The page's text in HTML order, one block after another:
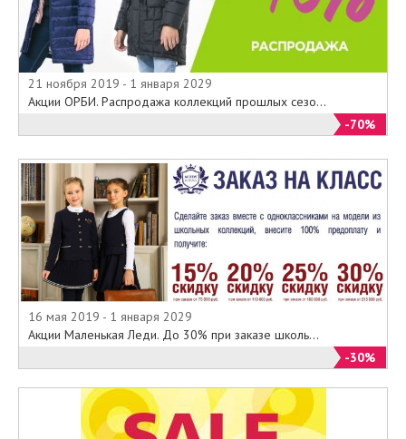
21 ноября 2019 - 1 января 2029
Акции ОРБИ. Распродажа коллекций прошлых сезо...
-70%
16 мая 2019 - 1 января 2029
Акции Маленькая Леди. До 30% при заказе школь...
-30%